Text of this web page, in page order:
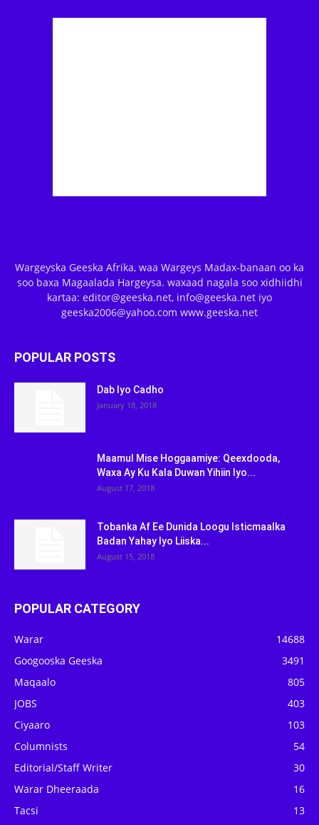
Wargeyska Geeska Afrika, waa Wargeys Madax-banaan oo ka
soo baxa Magaalada Hargeysa. waxaad nagala soo xidhiidhi
kartaa: editor@geeska.net, info@geeska.net iyo
geeska2006@yahoo.com www.geeska.net
POPULAR POSTS
Dab Iyo Cadho
January 18, 2018
Maamul Mise Hoggaamiye: Qeexdooda,
Waxa Ay Ku Kala Duwan Yihiin Iyo...
August 17, 2018
Tobanka Af Ee Dunida Loogu Isticmaalka
Badan Yahay Iyo Liiska...
August 15, 2018
POPULAR CATEGORY
Warar
14688
Googooska Geeska
3491
Maqaalo
805
JOBS
403
Ciyaaro
103
Columnists
54
Editorial/Staff Writer
30
Warar Dheeraada
16
Tacsi
13